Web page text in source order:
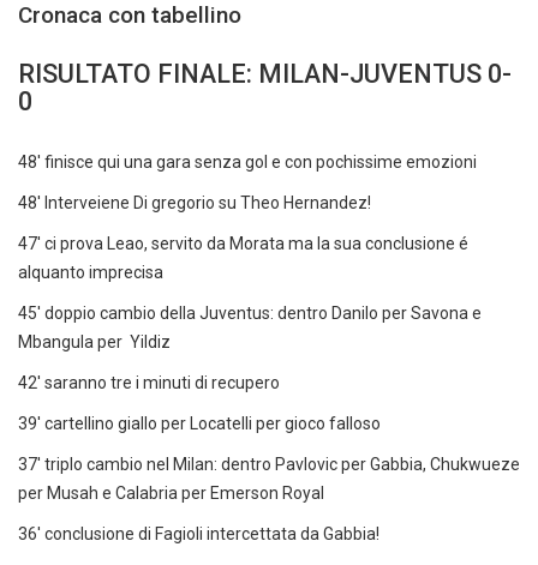
Cronaca con tabellino
RISULTATO FINALE: MILAN-JUVENTUS 0-
0
48' finisce qui una gara senza gol e con pochissime emozioni
48' Interveiene Di gregorio su Theo Hernandez!
47' ci prova Leao, servito da Morata ma la sua conclusione é
alquanto imprecisa
45' doppio cambio della Juventus: dentro Danilo per Savona e
Mbangula per Yildiz
42' saranno tre i minuti di recupero
39' cartellino giallo per Locatelli per gioco falloso
37' triplo cambio nel Milan: dentro Pavlovic per Gabbia, Chukwueze
per Musah e Calabria per Emerson Royal
36' conclusione di Fagioli intercettata da Gabbia!